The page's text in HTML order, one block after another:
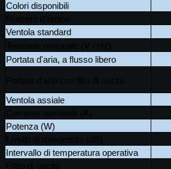
Colori disponibili
Ventola standard
Portata d'aria, a flusso libero
Ventola assiale
Potenza (W)
Intervallo di temperatura operativa